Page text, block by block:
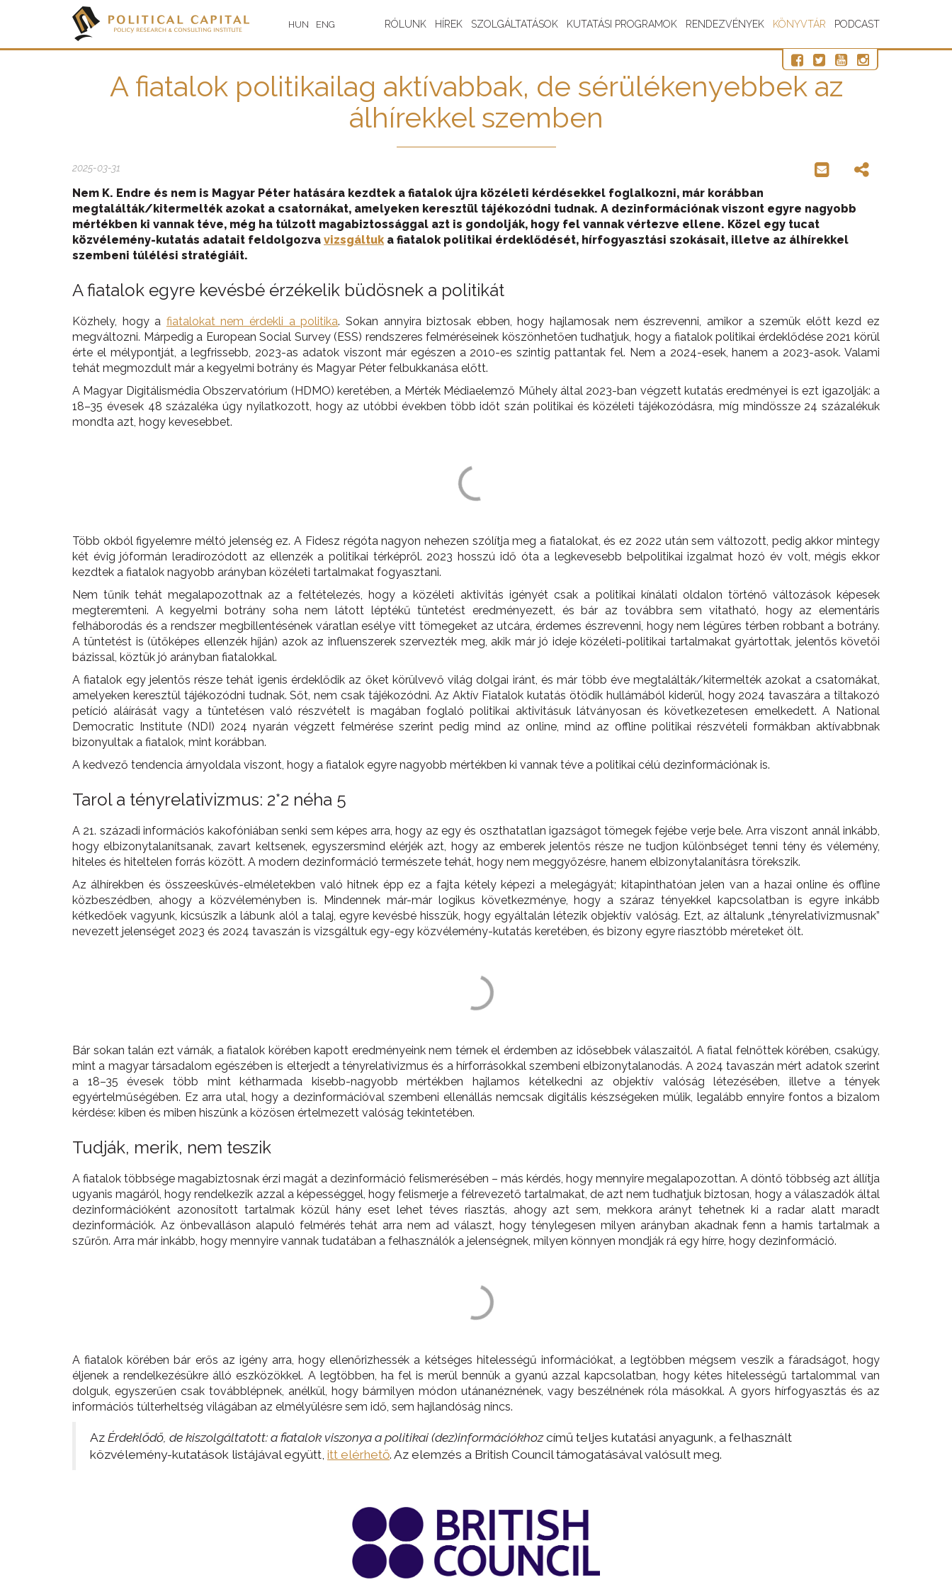
HUN ENG RÓLUNK HÍREK SZOLGÁLTATÁSOK KUTATÁSI PROGRAMOK RENDEZVÉNYEK KÖNYVTÁR PODCAST
A fiatalok politikailag aktívabbak, de sérülékenyebbek az
álhírekkel szemben
2025-03-31
Nem K. Endre és nem is Magyar Péter hatására kezdtek a fiatalok újra közéleti kérdésekkel foglalkozni, már korábban
megtalálták/kitermelték azokat a csatornákat, amelyeken keresztül tájékozódni tudnak. A dezinformációnak viszont egyre nagyobb
mértékben ki vannak téve, még ha túlzott magabiztossággal azt is gondolják, hogy fel vannak vértezve ellene. Közel egy tucat
közvélemény-kutatás adatait feldolgozva vizsgáltuka fiatalok politikai érdeklődését, hírfogyasztási szokásait, illetve az álhírekkel
szembeni túlélési stratégiáit.
A fiatalok egyre kevésbé érzékelik büdösnek a politikát
Közhely, hogy a fiatalokat nem érdekli a politika. Sokan annyira biztosak ebben, hogy hajlamosak nem észrevenni, amikor a szemük előtt kezd ez
megváltozni. Márpedig a European Social Survey (ESS) rendszeres felméréseinek köszönhetően tudhatjuk, hogy a fiatalok politikai érdeklődése 2021 körül
érte el mélypontját, a legfrissebb, 2023-as adatok viszont már egészen a 2010-es szintig pattantak fel. Nem a 2024-esek, hanem a 2023-asok. Valami
tehát megmozdult már a kegyelmi botrány és Magyar Péter felbukkanása előtt.
A Magyar Digitálismédia Obszervatórium (HDMO) keretében, a Mérték Médiaelemző Műhely által 2023-ban végzett kutatás eredményei is ezt igazolják: a
18–35 évesek 48 százaléka úgy nyilatkozott, hogy az utóbbi években több időt szán politikai és közéleti tájékozódásra, míg mindössze 24 százalékuk
mondta azt, hogy kevesebbet.
Több okból figyelemre méltó jelenség ez. A Fidesz régóta nagyon nehezen szólítja meg a fiatalokat, és ez 2022 után sem változott, pedig akkor mintegy
két évig jóformán leradírozódott az ellenzék a politikai térképről. 2023 hosszú idő óta a legkevesebb belpolitikai izgalmat hozó év volt, mégis ekkor
kezdtek a fiatalok nagyobb arányban közéleti tartalmakat fogyasztani.
Nem tűnik tehát megalapozottnak az a feltételezés, hogy a közéleti aktivitás igényét csak a politikai kínálati oldalon történő változások képesek
megteremteni. A kegyelmi botrány soha nem látott léptékű tüntetést eredményezett, és bár az továbbra sem vitatható, hogy az elementáris
felháborodás és a rendszer megbillentésének váratlan esélye vitt tömegeket az utcára, érdemes észrevenni, hogy nem légüres térben robbant a botrány.
A tüntetést is (ütőképes ellenzék híján) azok az influenszerek szervezték meg, akik már jó ideje közéleti-politikai tartalmakat gyártottak, jelentős követői
bázissal, köztük jó arányban fiatalokkal.
A fiatalok egy jelentős része tehát igenis érdeklődik az őket körülvevő világ dolgai iránt, és már több éve megtalálták/kitermelték azokat a csatornákat,
amelyeken keresztül tájékozódni tudnak. Sőt, nem csak tájékozódni. Az Aktív Fiatalok kutatás ötödik hullámából kiderül, hogy 2024 tavaszára a tiltakozó
petíció aláírását vagy a tüntetésen való részvételt is magában foglaló politikai aktivitásuk látványosan és következetesen emelkedett. A National
Democratic Institute (NDI) 2024 nyarán végzett felmérése szerint pedig mind az online, mind az offline politikai részvételi formákban aktívabbnak
bizonyultak a fiatalok, mint korábban.
A kedvező tendencia árnyoldala viszont, hogy a fiatalok egyre nagyobb mértékben ki vannak téve a politikai célú dezinformációnak is.
Tarol a tényrelativizmus: 2*2 néha 5
A 21. századi információs kakofóniában senki sem képes arra, hogy az egy és oszthatatlan igazságot tömegek fejébe verje bele. Arra viszont annál inkább,
hogy elbizonytalanítsanak, zavart keltsenek, egyszersmind elérjék azt, hogy az emberek jelentős része ne tudjon különbséget tenni tény és vélemény,
hiteles és hiteltelen forrás között. A modern dezinformáció természete tehát, hogy nem meggyőzésre, hanem elbizonytalanításra törekszik.
Az álhírekben és összeesküvés-elméletekben való hitnek épp ez a fajta kétely képezi a melegágyát; kitapinthatóan jelen van a hazai online és offline
közbeszédben, ahogy a közvéleményben is. Mindennek már-már logikus következménye, hogy a száraz tényekkel kapcsolatban is egyre inkább
kétkedőek vagyunk, kicsúszik a lábunk alól a talaj, egyre kevésbé hisszük, hogy egyáltalán létezik objektív valóság. Ezt, az általunk „tényrelativizmusnak”
nevezett jelenséget 2023 és 2024 tavaszán is vizsgáltuk egy-egy közvélemény-kutatás keretében, és bizony egyre riasztóbb méreteket ölt.
Bár sokan talán ezt várnák, a fiatalok körében kapott eredményeink nem térnek el érdemben az idősebbek válaszaitól. A fiatal felnőttek körében, csakúgy,
mint a magyar társadalom egészében is elterjedt a tényrelativizmus és a hírforrásokkal szembeni elbizonytalanodás. A 2024 tavaszán mért adatok szerint
a 18–35 évesek több mint kétharmada kisebb-nagyobb mértékben hajlamos kételkedni az objektív valóság létezésében, illetve a tények
egyértelműségében. Ez arra utal, hogy a dezinformációval szembeni ellenállás nemcsak digitális készségeken múlik, legalább ennyire fontos a bizalom
kérdése: kiben és miben hiszünk a közösen értelmezett valóság tekintetében.
Tudják, merik, nem teszik
A fiatalok többsége magabiztosnak érzi magát a dezinformáció felismerésében – más kérdés, hogy mennyire megalapozottan. A döntő többség azt állítja
ugyanis magáról, hogy rendelkezik azzal a képességgel, hogy felismerje a félrevezető tartalmakat, de azt nem tudhatjuk biztosan, hogy a válaszadók által
dezinformációként azonosított tartalmak közül hány eset lehet téves riasztás, ahogy azt sem, mekkora arányt tehetnek ki a radar alatt maradt
dezinformációk. Az önbevalláson alapuló felmérés tehát arra nem ad választ, hogy ténylegesen milyen arányban akadnak fenn a hamis tartalmak a
szűrőn. Arra már inkább, hogy mennyire vannak tudatában a felhasználók a jelenségnek, milyen könnyen mondják rá egy hírre, hogy dezinformáció.
A fiatalok körében bár erős az igény arra, hogy ellenőrizhessék a kétséges hitelességű információkat, a legtöbben mégsem veszik a fáradságot, hogy
éljenek a rendelkezésükre álló eszközökkel. A legtöbben, ha fel is merül bennük a gyanú azzal kapcsolatban, hogy kétes hitelességű tartalommal van
dolguk, egyszerűen csak továbblépnek, anélkül, hogy bármilyen módon utánanéznének, vagy beszélnének róla másokkal. A gyors hírfogyasztás és az
információs túlterheltség világában az elmélyülésre sem idő, sem hajlandóság nincs.
Az Érdeklődő, de kiszolgáltatott: a fiatalok viszonya a politikai (dez)információkhozcímű teljes kutatási anyagunk, a felhasznált
közvélemény-kutatások listájával együtt, itt elérhető. Az elemzés a British Council támogatásával valósult meg.